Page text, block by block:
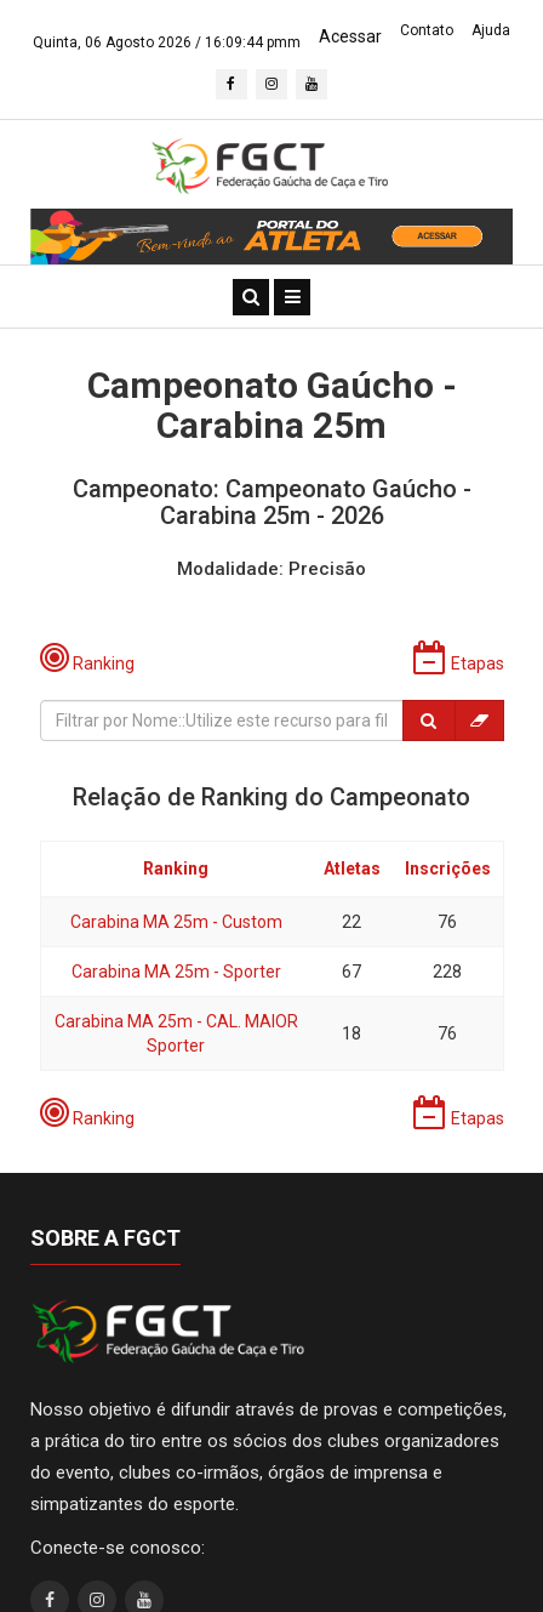
Quinta, 06 Agosto 2026 / 16:09:44 pmm Acessar Contato Ajuda
Campeonato Gaúcho -
Carabina 25m
Campeonato: Campeonato Gaúcho -
Carabina 25m - 2026
Modalidade: Precisão
Ranking Etapas
Relação de Ranking do Campeonato
Ranking Atletas Inscrições
Carabina MA 25m - Custom 22 76
Carabina MA 25m - Sporter 67 228
Carabina MA 25m - CAL. MAIOR
Sporter
18 76
Ranking Etapas
SOBRE A FGCT
Nosso objetivo é difundir através de provas e competições,
a prática do tiro entre os sócios dos clubes organizadores
do evento, clubes co-irmãos, órgãos de imprensa e
simpatizantes do esporte.
Conecte-se conosco: